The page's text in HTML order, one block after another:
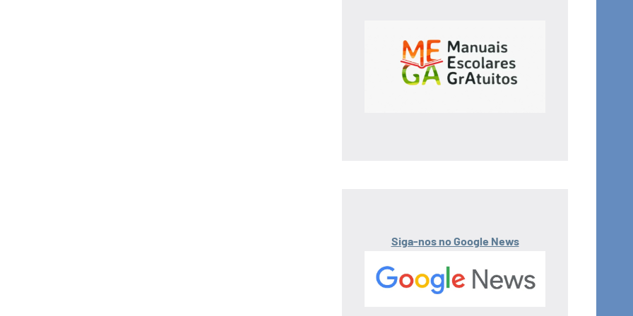
Siga-nos no Google News